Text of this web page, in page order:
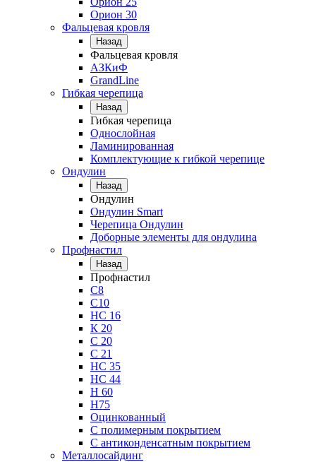
Орион 30
Фальцевая кровля
Назад
Фальцевая кровля
АЗКиФ
GrandLine
Гибкая черепица
Назад
Гибкая черепица
Однослойная
Ламинированная
Комплектующие к гибкой черепице
Ондулин
Назад
Ондулин
Ондулин Smart
Черепица Ондулин
Доборные элементы для ондулина
Профнастил
Назад
Профнастил
С8
С10
НС 16
К 20
С 20
С 21
НС 35
НС 44
Н 60
Н75
Оцинкованный
С полимерным покрытием
С антиконденсатным покрытием
Металлосайдинг